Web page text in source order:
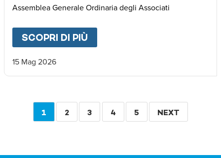
Assemblea Generale Ordinaria degli Associati
SCOPRI DI PIÙ
15 Mag 2026
Paginazione
PAGINA
1 PAGINA
2 PAGINA
3 PAGINA
4 PAGINA
5
PAGINA
NEXT